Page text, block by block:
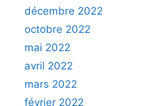
décembre 2022
octobre 2022
mai 2022
avril 2022
mars 2022
février 2022